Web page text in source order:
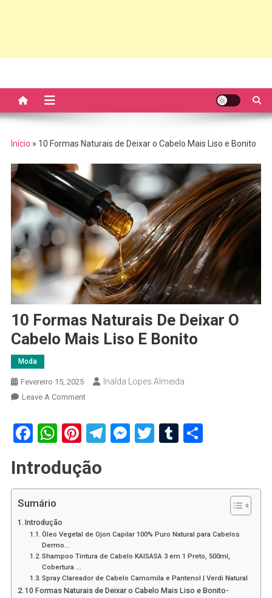
Início » 10 Formas Naturais de Deixar o Cabelo Mais Liso e Bonito
10 Formas Naturais De Deixar O
Cabelo Mais Liso E Bonito
Moda
Fevereiro 15, 2025 Inalda Lopes Almeida
Leave A CommentOn
Formas
Naturais
Deixar
E
Facebook
WhatsApp
Pinterest
Telegram
Messenger
TwitterTumblr
Share
Introdução
Sumário
Introdução
Óleo Vegetal de Ojon Capilar 100% Puro Natural para Cabelos
Dermo…
Shampoo Tintura de Cabelo KAISASA 3 em 1 Preto, 500ml,
Cobertura …
Spray Clareador de Cabelo Camomila e Pantenol | Verdi Natural
10 Formas Naturais de Deixar o Cabelo Mais Liso e Bonito-